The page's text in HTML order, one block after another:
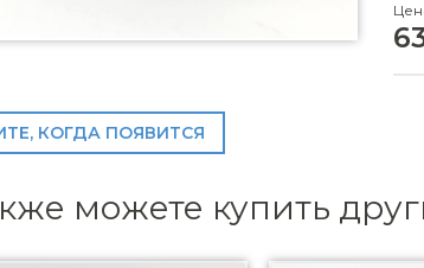
КОГДА ПОЯВИТСЯ
можете купить